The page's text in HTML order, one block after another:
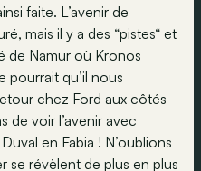
faite. L’avenir de
mais il y a des “pistes“ et
de Namur où Kronos
pourrait qu’il nous
chez Ford aux côtés
de voir l’avenir avec
en Fabia ! N’oublions
se révèlent de plus en plus